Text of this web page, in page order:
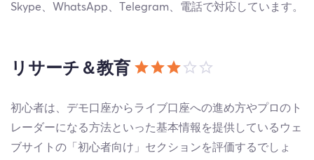
Skype、WhatsApp、Telegram、電話で対応しています。
リサーチ＆教育
初心者は、デモ口座からライブ口座への進め方やプロのト
レーダーになる方法といった基本情報を提供しているウェ
ブサイトの「初心者向け」セクションを評価するでしょ